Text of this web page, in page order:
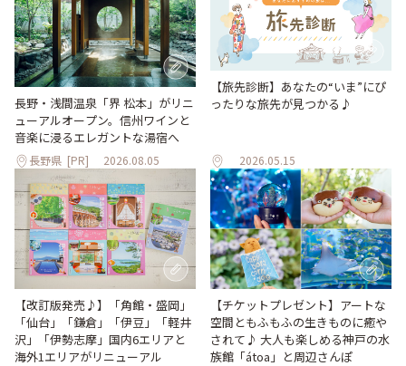
長野・浅間温泉「界 松本」がリニ
ューアルオープン。信州ワインと
音楽に浸るエレガントな湯宿へ
長野県 [PR] 2026.08.05
【旅先診断】あなたの“いま”にぴ
ったりな旅先が見つかる♪
2026.05.15
【改訂版発売♪】「角館・盛岡」
「仙台」「鎌倉」「伊豆」「軽井
沢」「伊勢志摩」国内6エリアと
海外1エリアがリニューアル
【チケットプレゼント】アートな
空間ともふもふの生きものに癒や
されて♪ 大人も楽しめる神戸の水
族館「átoa」と周辺さんぽ